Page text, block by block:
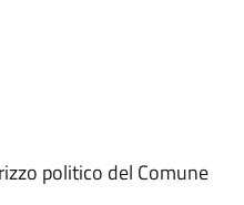
politico del Comune